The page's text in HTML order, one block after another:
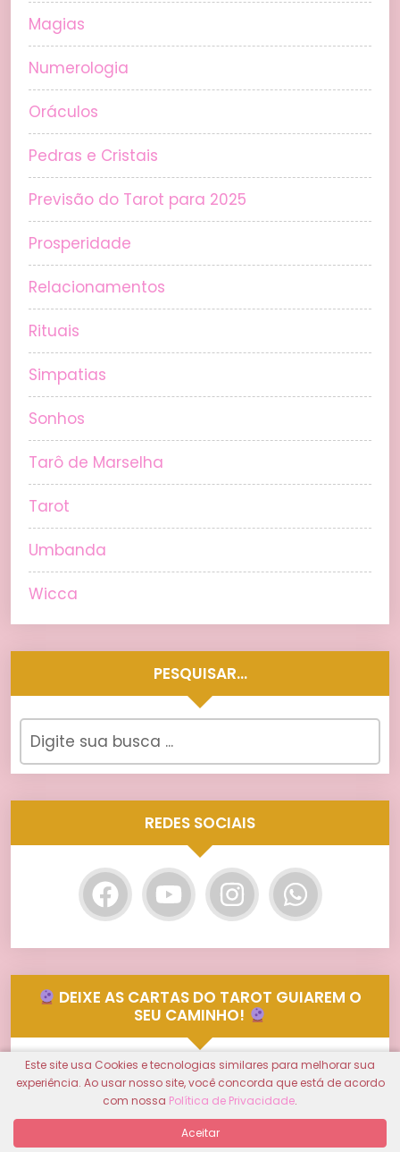
Magias
Numerologia
Oráculos
Pedras e Cristais
Previsão do Tarot para 2025
Prosperidade
Relacionamentos
Rituais
Simpatias
Sonhos
Tarô de Marselha
Tarot
Umbanda
Wicca
PESQUISAR…
REDES SOCIAIS
DEIXE AS CARTAS DO TAROT GUIAREM O
SEU CAMINHO!
Você está em busca de respostas para
questões importantes em sua vida?
Este site usa Cookies e tecnologias similares para melhorar sua
experiência. Ao usar nosso site, você concorda que está de acordo
com nossa Política de Privacidade.
Aceitar